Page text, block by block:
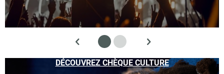
DÉCOUVREZ CHÈQUE CULTURE